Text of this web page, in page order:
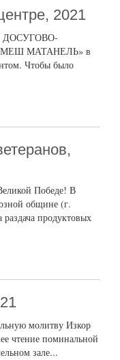
2021
ДОСУГОВО-
МАТАНЕЛЬ» в
Чтобы было
Победе! В
общине (г.
продуктовых
молитву Изкор
чтение поминальной
зале...